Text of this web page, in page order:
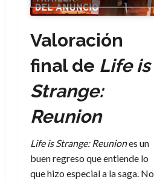
Valoración
final de Life is
Strange:
Reunion
Life is Strange: Reuniones un
buen regreso que entiende lo
que hizo especial a la saga. No